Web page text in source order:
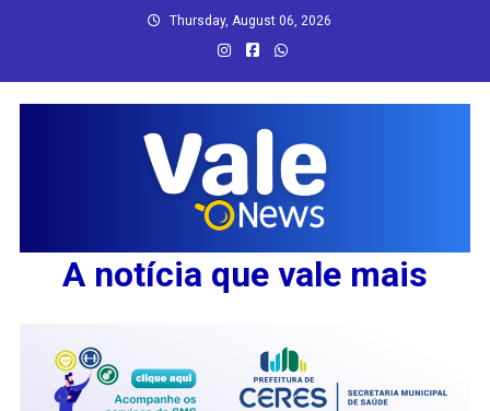
Thursday, August 06, 2026
A notícia que vale mais